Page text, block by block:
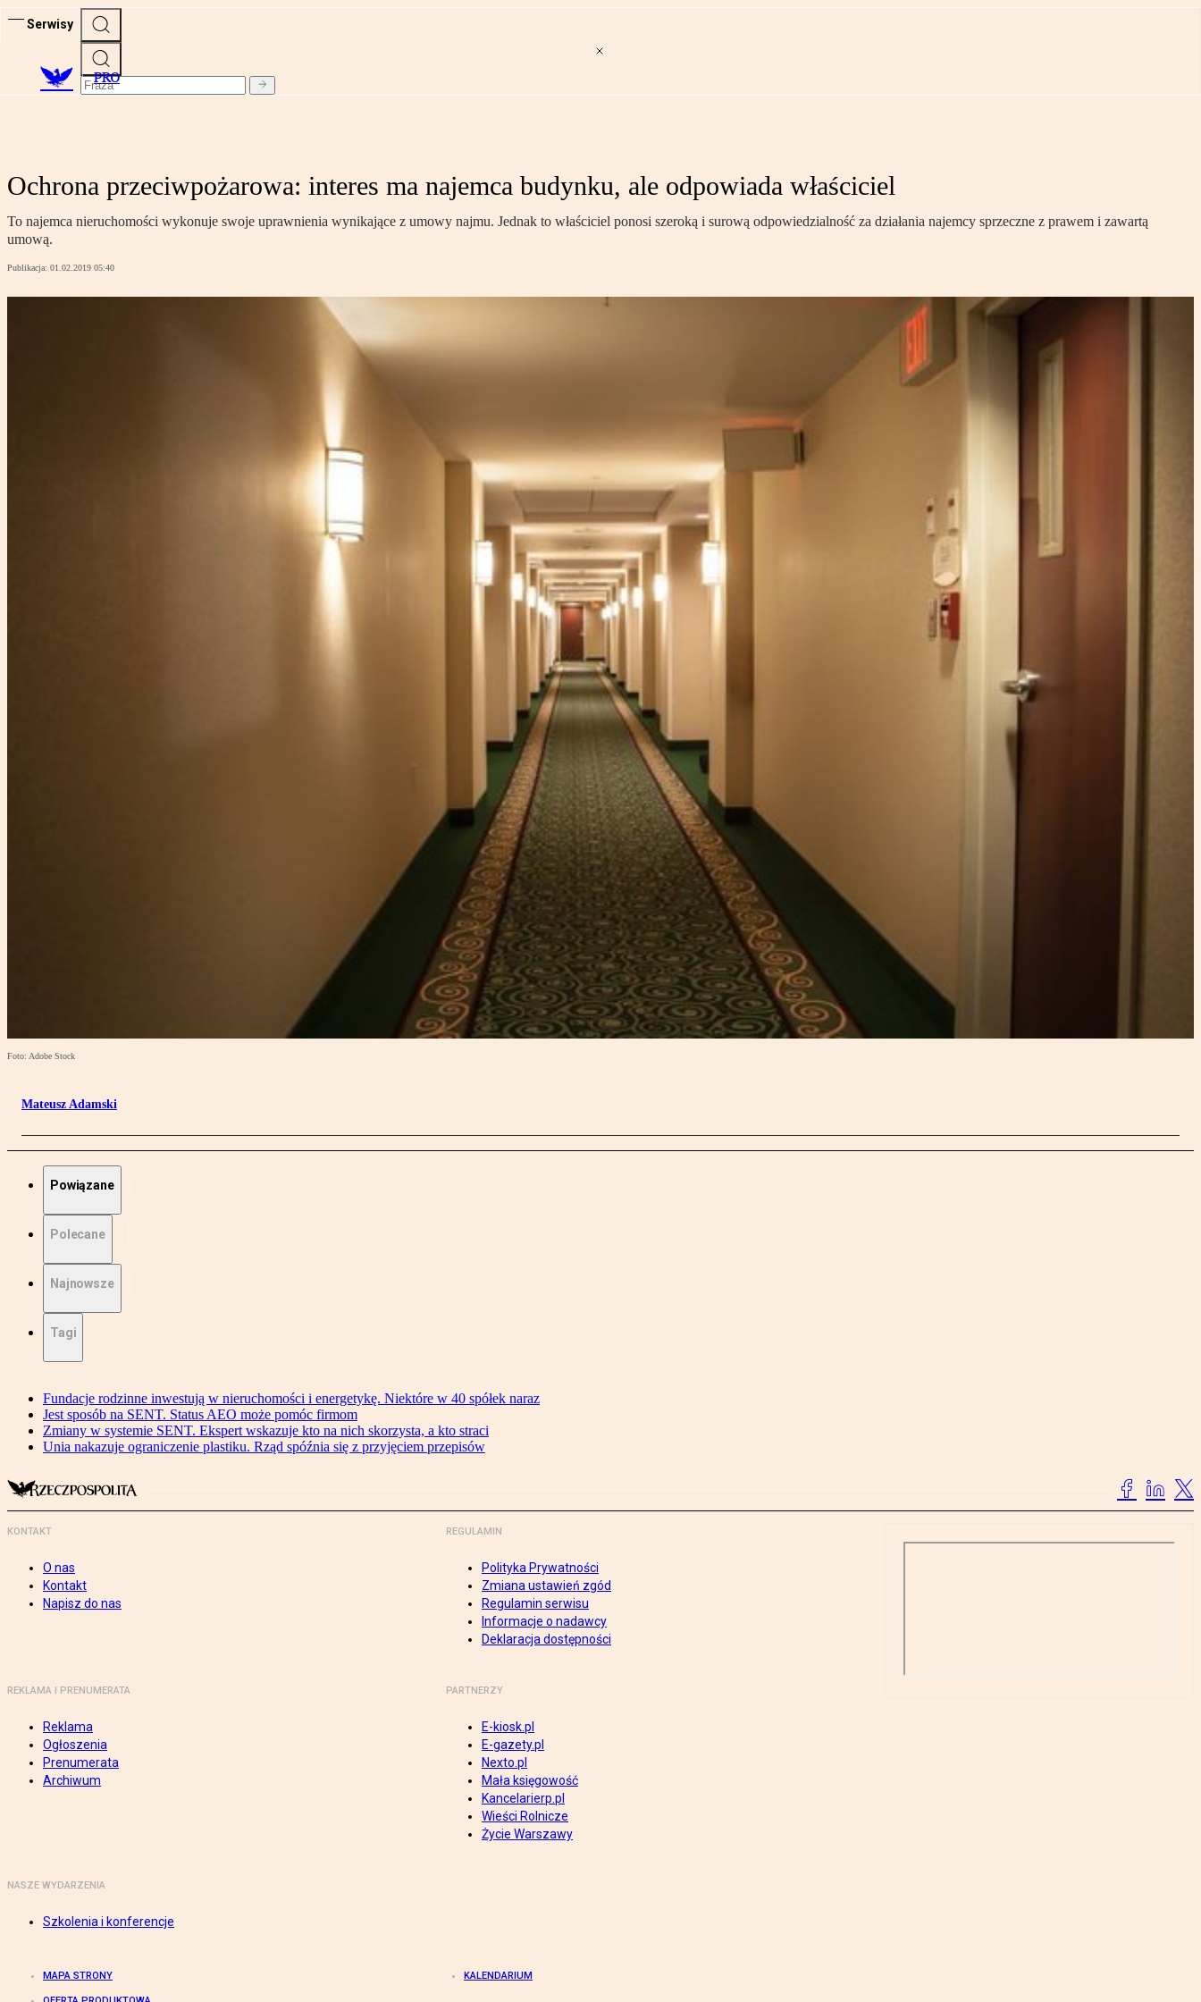
Serwisy
PRO
Ochrona przeciwpożarowa: interes ma najemca budynku, ale odpowiada właściciel
To najemca nieruchomości wykonuje swoje uprawnienia wynikające z umowy najmu. Jednak to właściciel ponosi szeroką i surową odpowiedzialność za działania najemcy sprzeczne z prawem i zawartą
umową.
Publikacja: 01.02.2019 05:40
Foto: Adobe Stock
Mateusz Adamski
Powiązane
Polecane
Najnowsze
Tagi
Fundacje rodzinne inwestują w nieruchomości i energetykę. Niektóre w 40 spółek naraz
Jest sposób na SENT. Status AEO może pomóc firmom
Zmiany w systemie SENT. Ekspert wskazuje kto na nich skorzysta, a kto straci
Unia nakazuje ograniczenie plastiku. Rząd spóźnia się z przyjęciem przepisów
KONTAKT
O nas
Kontakt
Napisz do nas
REGULAMIN
Polityka Prywatności
Zmiana ustawień zgód
Regulamin serwisu
Informacje o nadawcy
Deklaracja dostępności
REKLAMA I PRENUMERATA
Reklama
Ogłoszenia
Prenumerata
Archiwum
PARTNERZY
E-kiosk.pl
E-gazety.pl
Nexto.pl
Mała księgowość
Kancelarierp.pl
Wieści Rolnicze
Życie Warszawy
NASZE WYDARZENIA
Szkolenia i konferencje
MAPA STRONY KALENDARIUM